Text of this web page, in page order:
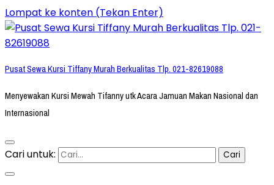
Lompat ke konten (Tekan Enter)
Pusat Sewa Kursi Tiffany Murah Berkualitas Tlp. 021-82619088
Menyewakan Kursi Mewah Tifanny utk Acara Jamuan Makan Nasional dan
Internasional
Cari untuk: